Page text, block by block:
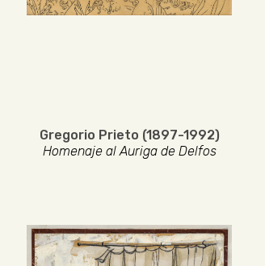
Gregorio Prieto (1897-1992)
Homenaje al Auriga de Delfos